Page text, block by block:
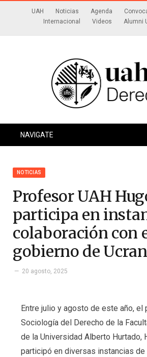
UAH Noticias Agenda
Internacional
Videos Alumni
NAVIGATE
NOTICIAS
Profesor UAH
participa en
colaboración con
gobierno de
20 agosto, 2025
Entre julio y agosto de este año, el
Sociología del Derecho de la
de la Universidad Alberto Hurtado,
participó en diversas instancias de